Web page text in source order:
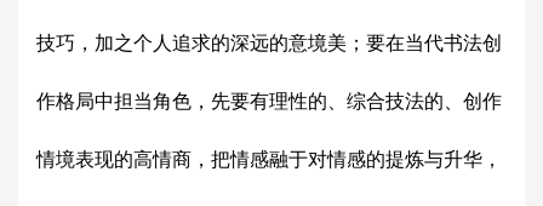
技巧，加之个人追求的深远的意境美；要在当代书法创
作格局中担当角色，先要有理性的、综合技法的、创作
情境表现的高情商，把情感融于对情感的提炼与升华，